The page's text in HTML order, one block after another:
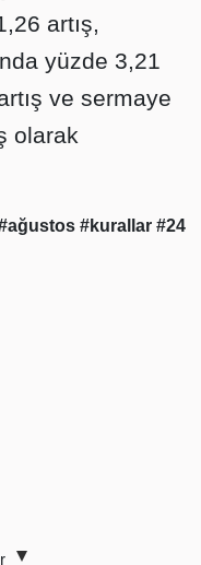
artış,
yüzde 3,21
ve sermaye
olarak
#kurallar #24